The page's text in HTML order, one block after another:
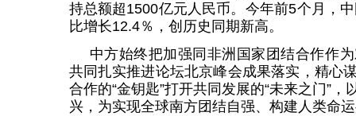
持总额超1500亿元人民币。今年前5个月，
比增长12.4％，创历史同期新高。
中方始终把加强同非洲国家团结合作作
共同扎实推进论坛北京峰会成果落实，精心
合作的“金钥匙”打开共同发展的“未来之门”
兴，为实现全球南方团结自强、构建人类命